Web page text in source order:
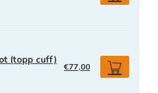
(topp cuff)
€77,00